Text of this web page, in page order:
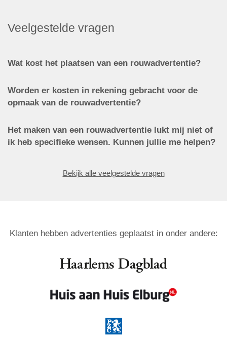
Veelgestelde vragen
Wat kost het plaatsen van een rouwadvertentie?
Worden er kosten in rekening gebracht voor de
opmaak van de rouwadvertentie?
Het maken van een rouwadvertentie lukt mij niet of
ik heb specifieke wensen. Kunnen jullie me helpen?
Bekijk alle veelgestelde vragen
Klanten hebben advertenties geplaatst in onder andere: